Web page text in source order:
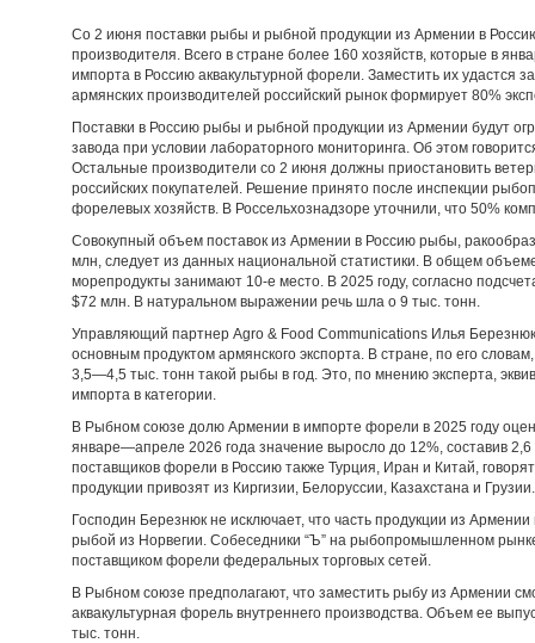
Со 2 июня поставки рыбы и рыбной продукции из Армении в
производителя. Всего в стране более 160 хозяйств, которые в
импорта в Россию аквакультурной форели. Заместить их удастся
армянских производителей российский рынок формирует 80%
Поставки в Россию рыбы и рыбной продукции из Армении будут
завода при условии лабораторного мониторинга. Об этом
Остальные производители со 2 июня должны приостановить
российских покупателей. Решение принято после инспекции
форелевых хозяйств. В Россельхознадзоре уточнили, что 50%
Совокупный объем поставок из Армении в Россию рыбы,
млн, следует из данных национальной статистики. В общем
морепродукты занимают 10-е место. В 2025 году, согласно
$72 млн. В натуральном выражении речь шла о 9 тыс. тонн.
Управляющий партнер Agro & Food Communications Илья
основным продуктом армянского экспорта. В стране, по его
3,5—4,5 тыс. тонн такой рыбы в год. Это, по мнению эксперта,
импорта в категории.
В Рыбном союзе долю Армении в импорте форели в 2025 году
январе—апреле 2026 года значение выросло до 12%, составив 2,6
поставщиков форели в Россию также Турция, Иран и Китай,
продукции привозят из Киргизии, Белоруссии, Казахстана и Грузии.
Господин Березнюк не исключает, что часть продукции из
рыбой из Норвегии. Собеседники “Ъ” на рыбопромышленном
поставщиком форели федеральных торговых сетей.
В Рыбном союзе предполагают, что заместить рыбу из Армении
аквакультурная форель внутреннего производства. Объем ее
тыс. тонн.